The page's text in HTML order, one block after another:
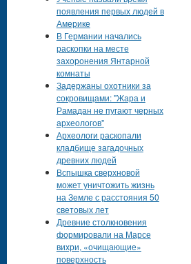
появления первых людей в
Америке
В Германии начались
раскопки на месте
захоронения Янтарной
комнаты
Задержаны охотники за
сокровищами: "Жара и
Рамадан не пугают черных
археологов"
Археологи раскопали
кладбище загадочных
древних людей
Вспышка сверхновой
может уничтожить жизнь
на Земле с расстояния 50
световых лет
Древние столкновения
формировали на Марсе
вихри, «очищающие»
поверхность